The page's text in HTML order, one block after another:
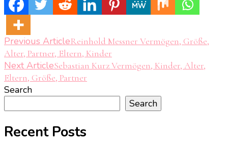
Post
Navigation
Previous ArticleReinhold Messner Vermögen, Größe,
Alter, Partner, Eltern, Kinder
Next ArticleSebastian Kurz Vermögen, Kinder, Alter,
Eltern, Größe, Partner
Search
Search
Recent Posts